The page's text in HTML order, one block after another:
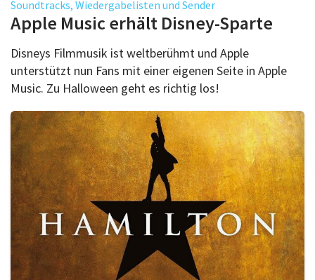
Soundtracks, Wiedergabelisten und Sender
Apple Music erhält Disney-Sparte
Disneys Filmmusik ist weltberühmt und Apple
unterstützt nun Fans mit einer eigenen Seite in Apple
Music. Zu Halloween geht es richtig los!